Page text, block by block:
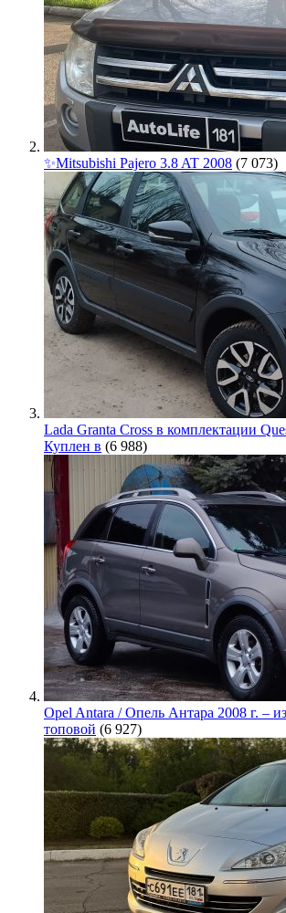
✨Mitsubishi Pajero 3.8 AT 2008 (7 073)
Lada Granta Cross в комплектации
Куплен в (6 988)
Opel Antara / Опель Антара 2008 г. –
топовой (6 927)